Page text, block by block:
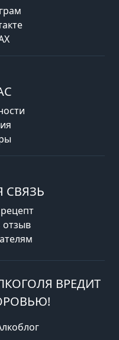
СВЯЗЬ
отзыв
ВРЕДИТ